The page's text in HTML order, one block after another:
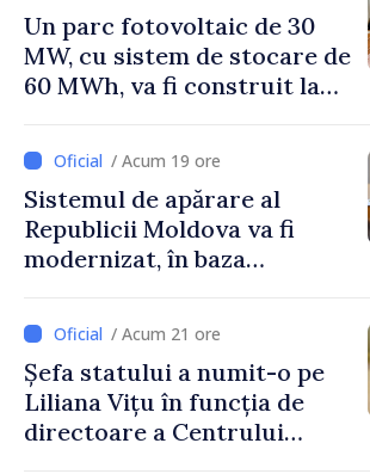
Un parc fotovoltaic de 30
MW, cu sistem de stocare de
60 MWh, va fi construit la
/ Acum 19 ore
Sistemul de apărare al
Republicii Moldova va fi
modernizat, în baza
implementare a Strategiei
Naționale de Apărare
/ Acum 21 ore
Șefa statului a numit-o pe
Liliana Vițu în funcția de
directoare a Centrului